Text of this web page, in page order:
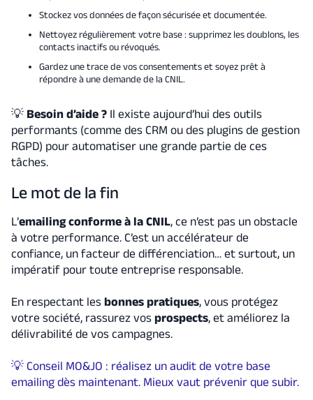
Stockez vos données de façon sécurisée et documentée.
Nettoyez régulièrement votre base : supprimez les doublons, les
contacts inactifs ou révoqués.
Gardez une trace de vos consentements et soyez prêt à
répondre à une demande de la CNIL.
💡 Besoin d’aide ?Il existe aujourd’hui des outils
performants (comme des CRM ou des plugins de gestion
RGPD) pour automatiser une grande partie de ces
tâches.
Le mot de la fin
L’emailing conforme à la CNIL, ce n’est pas un obstacle
à votre performance. C’est un accélérateur de
confiance, un facteur de différenciation… et surtout, un
impératif pour toute entreprise responsable.
En respectant les bonnes pratiques, vous protégez
votre société, rassurez vos prospects, et améliorez la
délivrabilité de vos campagnes.
💡 Conseil MO&JO : réalisez un audit de votre base
emailing dès maintenant. Mieux vaut prévenir que subir.